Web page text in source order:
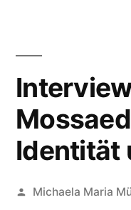
Identität
Veröffentlicht
Michaela Maria